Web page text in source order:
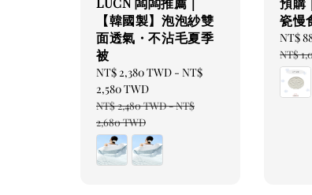
【韓國製】泡泡紗雙
面透氣・不沾毛夏季
被
Sale
price
NT$ 2,380 TWD - NT$
2,580 TWD
Regular
price
NT$ 2,480 TWD-NT$
2,680 TWD
瓷慢
Sale
price
NT$
NT$